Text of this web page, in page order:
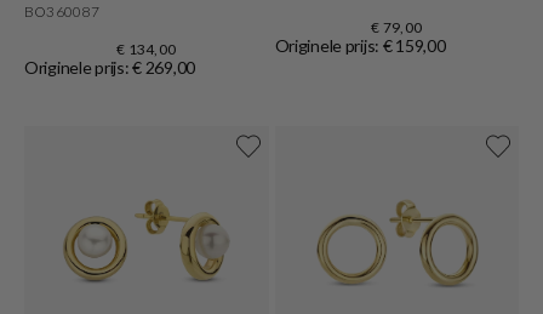
BO360087
€ 134,00
Originele prijs: € 269,00
€ 79,00
Originele prijs: € 159,00